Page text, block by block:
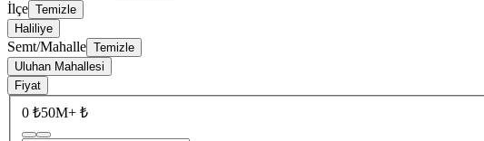
İlçe Temizle
Haliliye
Semt/Mahalle Temizle
Uluhan Mahallesi
Fiyat
0 ₺50M+ ₺